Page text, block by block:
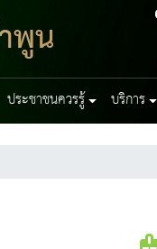
พูน
ประชาชนควรรู้ บริการ